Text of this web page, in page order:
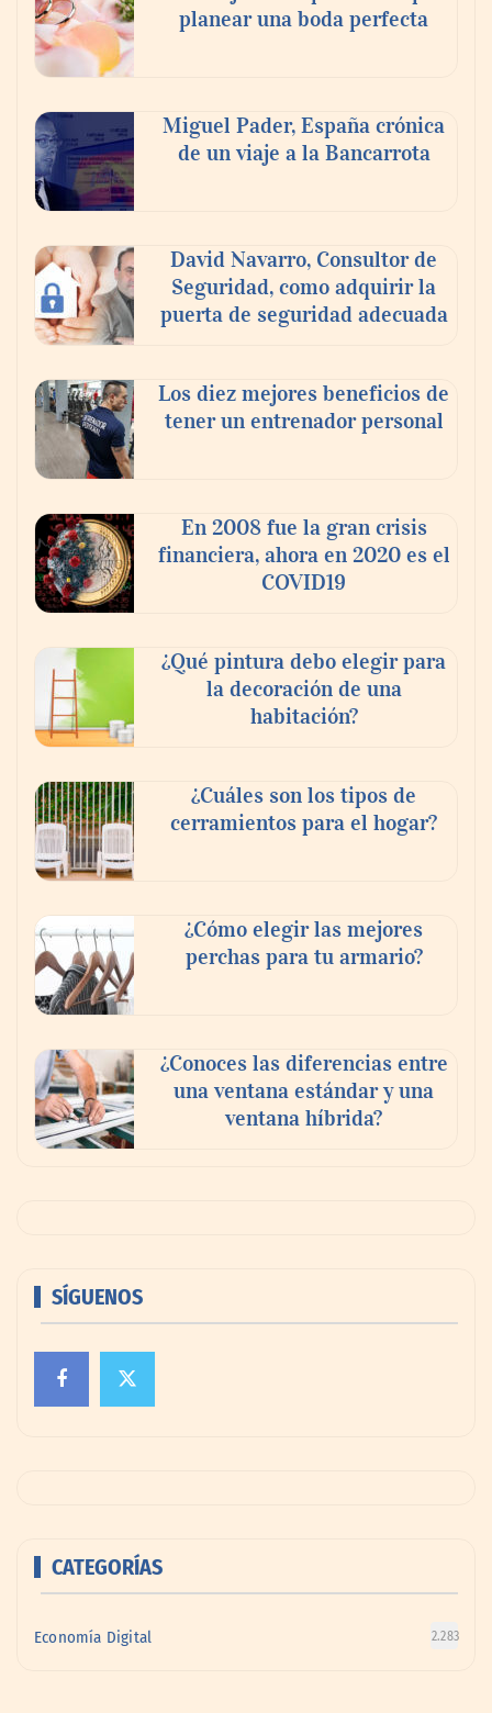
escogen
compromiso para el eclipse solar del 12 de
agosto
‘El ransomware se puede vencer. No
Ricardo Palacio Escobar
planear una boda perfecta
Miguel Pader, España crónica
de un viaje a la Bancarrota
David Navarro, Consultor de
Seguridad, como adquirir la
puerta de seguridad adecuada
Los diez mejores beneficios de
tener un entrenador personal
En 2008 fue la gran crisis
financiera, ahora en 2020 es el
COVID19
¿Qué pintura debo elegir para
la decoración de una
habitación?
¿Cuáles son los tipos de
cerramientos para el hogar?
¿Cómo elegir las mejores
perchas para tu armario?
¿Conoces las diferencias entre
una ventana estándar y una
ventana híbrida?
SÍGUENOS
CATEGORÍAS
Economía Digital 2.283